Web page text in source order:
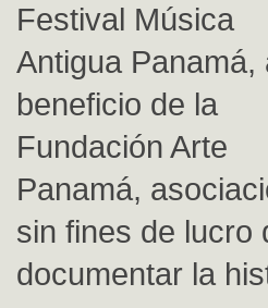
Festival Música
Antigua Panamá,
beneficio de la
Fundación Arte
Panamá,
sin fines de lucro
documentar la